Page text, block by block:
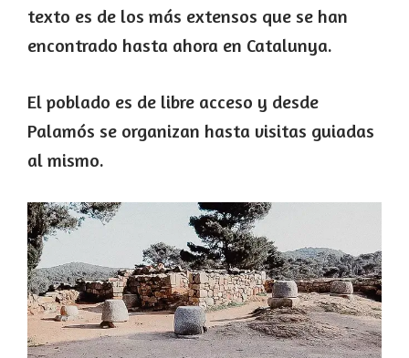
texto es de los más extensos que se han
encontrado hasta ahora en Catalunya.​
El poblado es de libre acceso y desde
Palamós se organizan hasta visitas guiadas
al mismo.